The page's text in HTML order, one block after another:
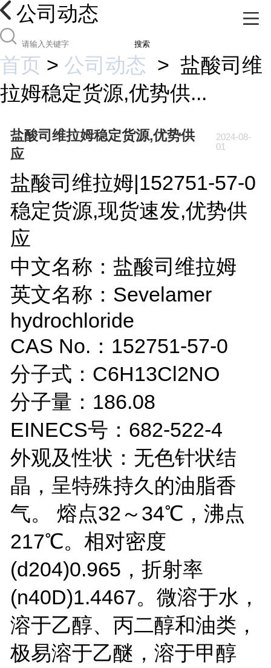
公司动态
搜索
首页 > 公司动态 > 盐酸司维
拉姆稳定货源,优势供...
盐酸司维拉姆稳定货源,优势供
应
2024-08-
01
盐酸司维拉姆|152751-57-0
稳定货源,现货速发,优势供
应
中文名称：盐酸司维拉姆
英文名称：Sevelamer
hydrochloride
CAS No.：152751-57-0
分子式：C6H13Cl2NO
分子量：186.08
EINECS号：682-522-4
外观及性状：无色针状结
晶，呈特殊持久的油脂香
气。 熔点32～34℃，沸点
217℃。相对密度
(d204)0.965，折射率
(n40D)1.4467。微溶于水，
溶于乙醇、丙二醇和油类，
极易溶于乙醚，溶于甲醇